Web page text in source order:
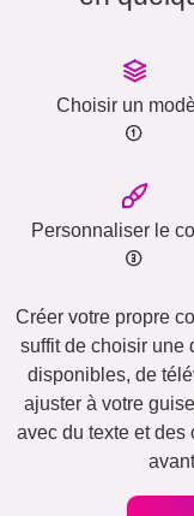
Choisir un
Personnaliser le
Créer votre propre
suffit de choisir une
disponibles, de
ajuster à votre
avec du texte et